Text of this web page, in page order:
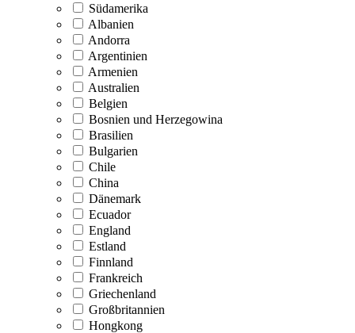
Südamerika
Albanien
Andorra
Argentinien
Armenien
Australien
Belgien
Bosnien und Herzegowina
Brasilien
Bulgarien
Chile
China
Dänemark
Ecuador
England
Estland
Finnland
Frankreich
Griechenland
Großbritannien
Hongkong